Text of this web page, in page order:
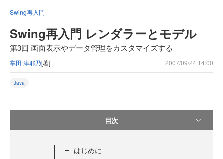
Swing再入門
Swing再入門 レンダラーとモデル
第3回 画面表示やデータ管理をカスタマイズする
掌田 津耶乃[著] 2007/09/24 14:00
Java
目次
はじめに